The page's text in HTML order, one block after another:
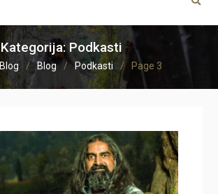
Kategorija: Podkasti
Blog Blog Podkasti Page 3